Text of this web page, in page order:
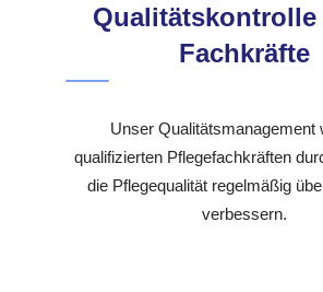
Qualitätskontrolle
Fachkräfte
Unser Qualitätsmanagement
qualifizierten Pflegefachkräften
die Pflegequalität regelmäßig
verbessern.